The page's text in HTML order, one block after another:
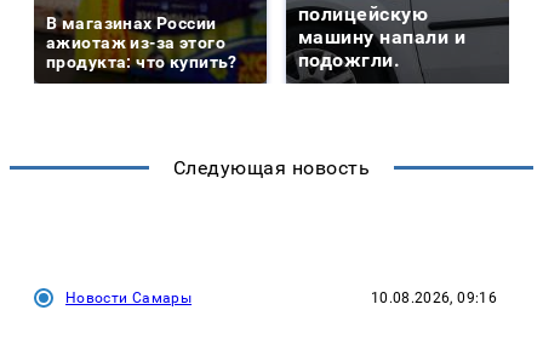
В магазинах России
ажиотаж из-за этого
продукта: что купить?
полицейскую
машину напали и
подожгли.
Следующая новость
Новости Самары 10.08.2026, 09:16